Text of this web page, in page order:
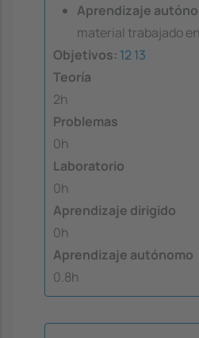
Aprendizaje
material trabajado
Objetivos: 1213
Teoría
2h
Problemas
0h
Laboratorio
0h
Aprendizaje dirigido
0h
Aprendizaje autónomo
0.8h